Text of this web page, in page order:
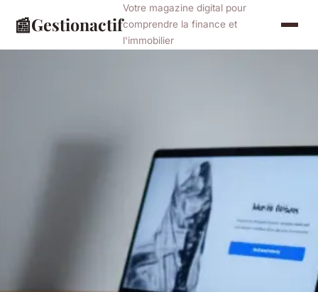
📰Gestionactif
Votre magazine digital pour
comprendre la finance et
l'immobilier